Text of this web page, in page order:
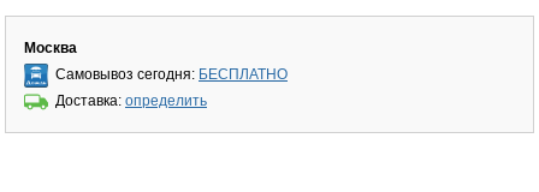
Москва
Самовывоз сегодня: БЕСПЛАТНО
Доставка: определить